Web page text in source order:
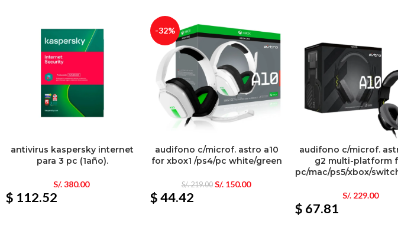
antivirus kaspersky internet
para 3 pc (1año).
S/.380.00
$ 112.52
-32%
audifono c/microf. astro a10
for xbox1 /ps4/pc white/green
S/.219.00 S/.150.00
$ 44.42
audifono c/microf.
g2 multi-platform
pc/mac/ps5/xbox/
S/.229.00
$ 67.81